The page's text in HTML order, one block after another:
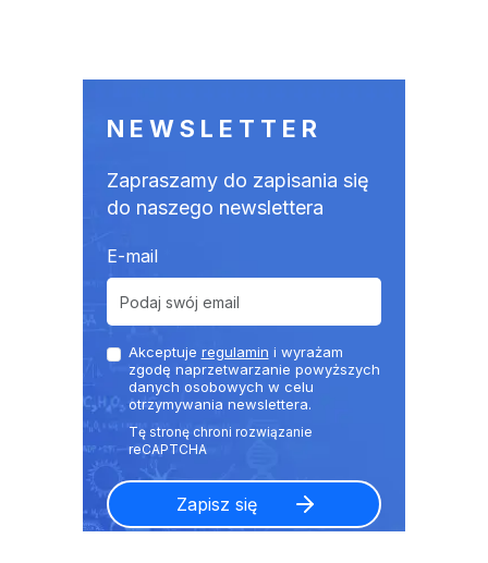
NEWSLETTER
Zapraszamy do zapisania się
do naszego newslettera
E-mail
Akceptuje regulamin i wyrażam
zgodę naprzetwarzanie powyższych
danych osobowych w celu
otrzymywania newslettera.